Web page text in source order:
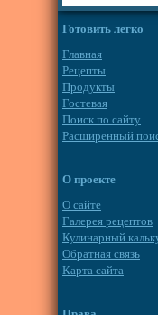
Готовить легко
Главная
Рецепты
Продукты
Гостевая
Поиск по сайту
Расширенный
О проекте
О сайте
Галерея рецептов
Кулинарный
Обратная связь
Карта сайта